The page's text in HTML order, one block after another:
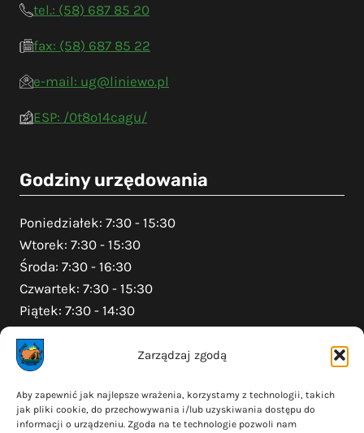
Zarządzaj zgodą
Aby zapewnić jak najlepsze wrażenia, korzystamy z technologii, takich
jak pliki cookie, do przechowywania i/lub uzyskiwania dostępu do
informacji o urządzeniu. Zgoda na te technologie pozwoli nam
tel.: (58) 687 85 20
fax: (58) 687 85 22
e-mail: ug@liniewo.pl
ESP: /0t8o14cagu/
Godziny urzędowania
Poniedziałek: 7:30 - 15:30
Wtorek: 7:30 - 15:30
Środa: 7:30 - 16:30
Czwartek: 7:30 - 15:30
Piątek: 7:30 - 14:30
Na skróty
Polityka prywatności